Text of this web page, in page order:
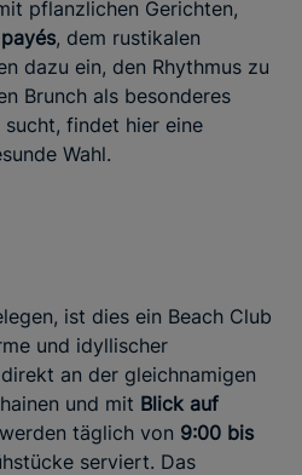
pflanzlichen Gerichten,
, dem rustikalen
dazu ein, den Rhythmus zu
Brunch als besonderes
findet hier eine
Wahl.
ist dies ein Beach Club
und idyllischer
an der gleichnamigen
und mit Blick auf
täglich von 9:00 bis
serviert. Das